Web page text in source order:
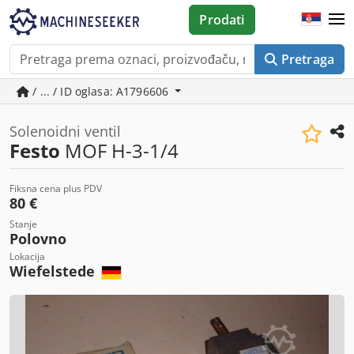
Pretraga
Prodati
/ ... / ID oglasa: A1796606
Solenoidni ventil
Festo MOF H-3-1/4
Fiksna cena plus PDV
80 €
Stanje
Polovno
Lokacija
Wiefelstede